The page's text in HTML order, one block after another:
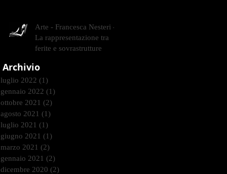
Arte - Francesca Nesteri -
La rappresentazione tra
ferite e sovrastrutture
Archivio
luglio 2022 (1)
gennaio 2022 (1)
ottobre 2021 (2)
agosto 2021 (1)
luglio 2021 (1)
giugno 2021 (1)
marzo 2021 (2)
gennaio 2021 (2)
dicembre 2020 (2)